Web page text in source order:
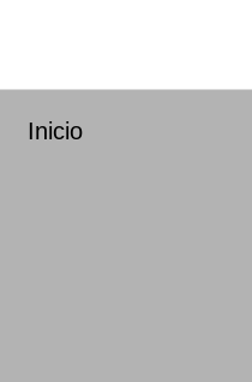
Inicio